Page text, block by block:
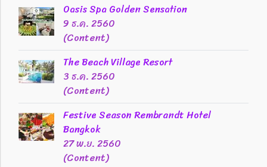
Oasis Spa Golden Sensation
9 ธ.ค. 2560
(Content)
The Beach Village Resort
3 ธ.ค. 2560
(Content)
Festive Season Rembrandt Hotel
Bangkok
27 พ.ย. 2560
(Content)